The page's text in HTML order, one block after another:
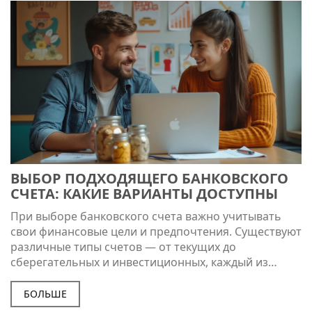
советы, как всё-таки открыть счёт без проблем.
Поговорим и о бесплатных альтернативах, о
которых мало кто знает.
ВЫБОР ПОДХОДЯЩЕГО БАНКОВСКОГО
СЧЕТА: КАКИЕ ВАРИАНТЫ ДОСТУПНЫ
При выборе банковского счета важно учитывать
свои финансовые цели и предпочтения. Существуют
различные типы счетов — от текущих до
сберегательных и инвестиционных, каждый из
которых имеет свои особенности и преимущества.
Грамотный выбор счета может помочь в
эффективном управлении личными финансами.
БОЛЬШЕ